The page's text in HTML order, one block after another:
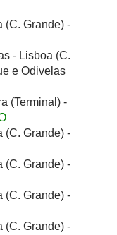
(C. Grande) -
- Lisboa (C.
e Odivelas
(Terminal) -
(C. Grande) -
(C. Grande) -
(C. Grande) -
(C. Grande) -